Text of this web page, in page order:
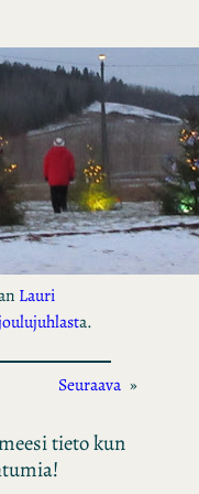
Lauri
a.
Seuraava »
tieto kun